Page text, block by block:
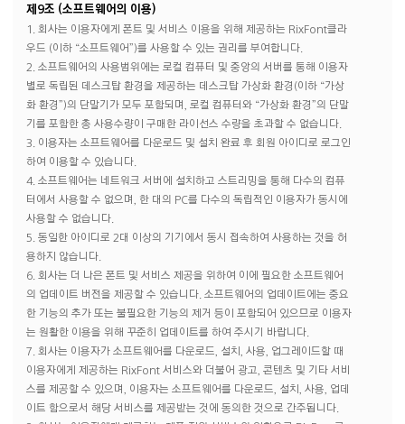
제9조 (소프트웨어의 이용)
1. 회사는 이용자에게 폰트 및 서비스 이용을 위해 제공하는 RixFont클라
우드 (이하 “소프트웨어”)를 사용할 수 있는 권리를 부여합니다.
2. 소프트웨어의 사용범위에는 로컬 컴퓨터 및 중앙의 서버를 통해 이용자
별로 독립된 데스크탑 환경을 제공하는 데스크탑 가상화 환경(이하 “가상
화 환경”)의 단말기가 모두 포함되며, 로컬 컴퓨터와 “가상화 환경”의 단말
기를 포함한 총 사용수량이 구매한 라이선스 수량을 초과할 수 없습니다.
3. 이용자는 소프트웨어를 다운로드 및 설치 완료 후 회원 아이디로 로그인
하여 이용할 수 있습니다.
4. 소프트웨어는 네트워크 서버에 설치하고 스트리밍을 통해 다수의 컴퓨
터에서 사용할 수 없으며, 한 대의 PC를 다수의 독립적인 이용자가 동시에
사용할 수 없습니다.
5. 동일한 아이디로 2대 이상의 기기에서 동시 접속하여 사용하는 것을 허
용하지 않습니다.
6. 회사는 더 나은 폰트 및 서비스 제공을 위하여 이에 필요한 소프트웨어
의 업데이트 버전을 제공할 수 있습니다. 소프트웨어의 업데이트에는 중요
한 기능의 추가 또는 불필요한 기능의 제거 등이 포함되어 있으므로 이용자
는 원활한 이용을 위해 꾸준히 업데이트를 하여 주시기 바랍니다.
7. 회사는 이용자가 소프트웨어를 다운로드, 설치, 사용, 업그레이드할 때
이용자에게 제공하는 RixFont 서비스와 더불어 광고, 콘텐츠 및 기타 서비
스를 제공할 수 있으며, 이용자는 소프트웨어를 다운로드, 설치, 사용, 업데
이트 함으로서 해당 서비스를 제공받는 것에 동의한 것으로 간주됩니다.